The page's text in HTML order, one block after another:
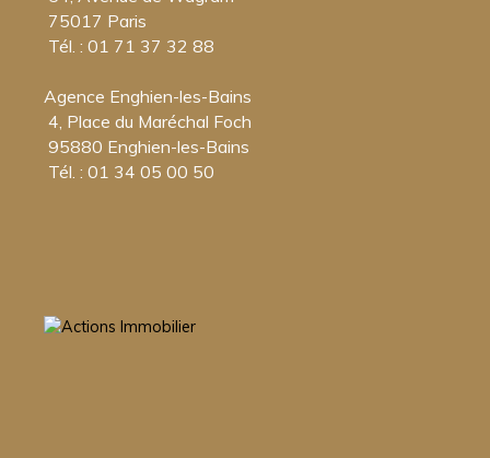
75017 Paris
Tél. : 01 71 37 32 88
Agence Enghien-les-Bains
4, Place du Maréchal Foch
95880 Enghien-les-Bains
Tél. : 01 34 05 00 50